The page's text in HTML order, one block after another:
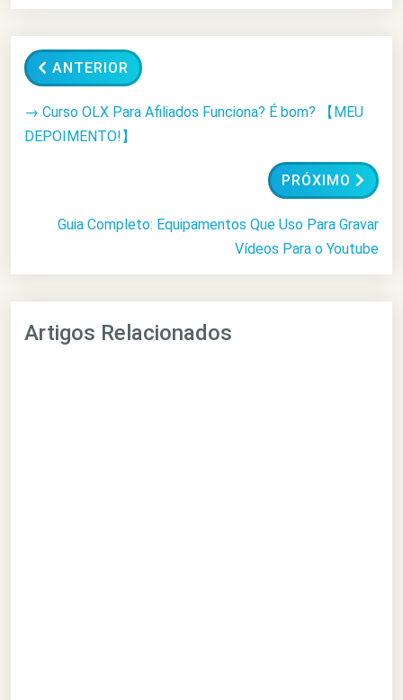
ANTERIOR
→ Curso OLX Para Afiliados Funciona? É bom? 【MEU
DEPOIMENTO!】
PRÓXIMO
Guia Completo: Equipamentos Que Uso Para Gravar
Vídeos Para o Youtube
Artigos Relacionados